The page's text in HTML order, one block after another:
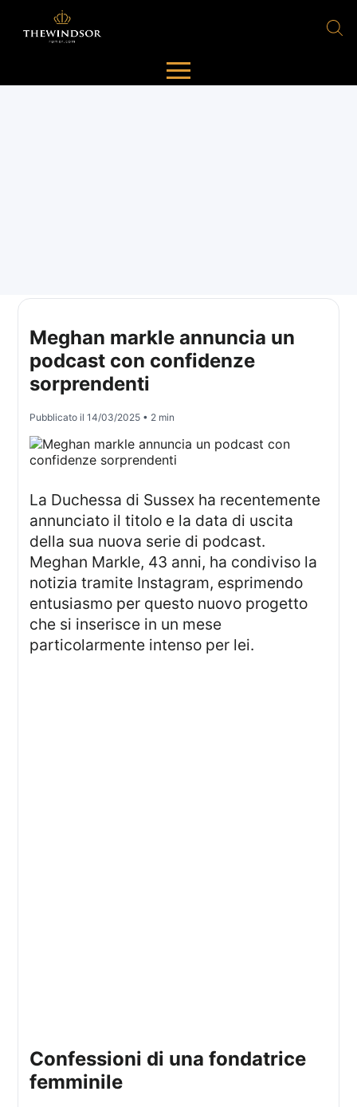
Meghan markle annuncia un
podcast con confidenze
sorprendenti
Pubblicato il14/03/2025 • 2 min
La Duchessa di Sussex ha recentemente
annunciato il titolo e la data di uscita
della sua nuova serie di podcast.
Meghan Markle, 43 anni, ha condiviso la
notizia tramite Instagram, esprimendo
entusiasmo per questo nuovo progetto
che si inserisce in un mese
particolarmente intenso per lei.
confessioni di una fondatrice
femminile